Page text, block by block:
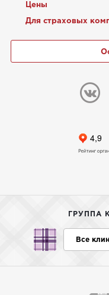
Цены
Для страховых
ГРУППА
Все